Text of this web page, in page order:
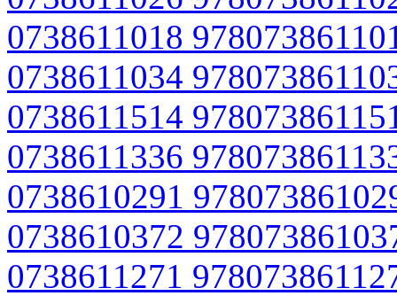
0738611018
0738611034
0738611514
0738611336
0738610291
0738610372
0738611271